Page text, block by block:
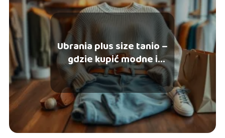
Ubrania plus size tanio –
gdzie kupić modne i
wygodne?